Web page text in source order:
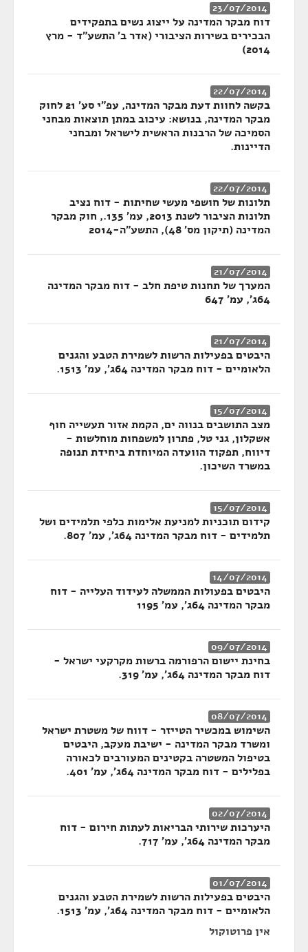
23/07/2014
דוח מבקר המדינה על ייצוג נשים בתפקידים
הבכירים בשירות הציבורי (אדר ב' התשע"ד - מרץ
2014)
22/07/2014
בקשה לחוות דעת מבקר המדינה, עפ"י סע' 21 לחוק
מבקר המדינה, בנושא: עיכוב במתן תוצאות מבחני
הסמיכה של הרבנות הראשית לישראל ומבחני
הדיינות.
22/07/2014
תלונות של חושפי מעשי שחיתות - דוח נציב
תלונות הציבור לשנת 2013, עמ' 135., חוק מבקר
המדינה (תיקון מס' 48), התשע"ה-2014
21/07/2014
המערך של תחנות טיפת חלב - דוח מבקר המדינה
64ג', עמ' 647
21/07/2014
היבטים בפעילות הרשות לשמירת הטבע והגנים
הלאומיים - דוח מבקר המדינה 64ג', עמ' 1513.
15/07/2014
מצב התושבים בנווה ים, הקמת אזור תעשייה חוף
אשקלון, גני טל, פתרון למשפחות מוחלשות -
דיווח, תפקוד הוועדה המיוחדת ביחידת תנופה
במשרד השיכון.
15/07/2014
קידום תוכניות למניעת אלימות כלפי תלמידים ושל
תלמידים - דוח מבקר המדינה 64ג', עמ' 807.
14/07/2014
היבטים בפעולות הממשלה לעידוד העלייה - דוח
מבקר המדינה 64ג', עמ' 1195
09/07/2014
בחינת יישום הרפורמה ברשות מקרקעי ישראל -
דוח מבקר המדינה 64ג', עמ' 319.
08/07/2014
השימוש במכשיר הטייזר - דווח של משטרת ישראל
ומשרד מבקר המדינה - ישיבת מעקב, היבטים
בטיפול המשטרה בקטינים המעורבים לכאורה
בפלילים - דוח מבקר המדינה 64ג', עמ' 401.
02/07/2014
היערכות שירותי הבריאות לעתות חירום - דוח
מבקר המדינה 64ג', עמ' 717.
01/07/2014
היבטים בפעילות הרשות לשמירת הטבע והגנים
הלאומיים - דוח מבקר המדינה 64ג', עמ' 1513.
אין פרוטוקול